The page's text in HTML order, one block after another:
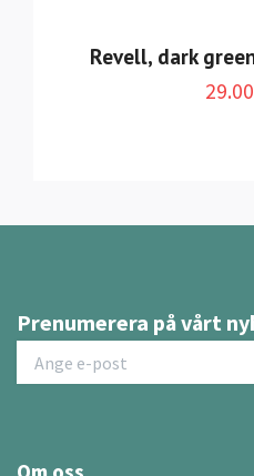
Revell, dark
Prenumerera på vårt